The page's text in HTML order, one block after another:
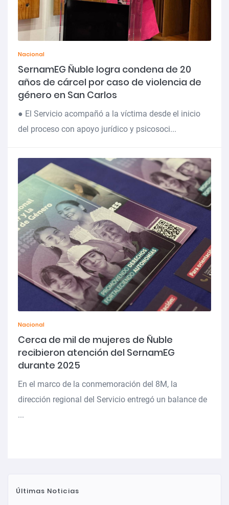
Nacional
SernamEG Ñuble logra condena de 20
años de cárcel por caso de violencia de
género en San Carlos
● El Servicio acompañó a la víctima desde el inicio
del proceso con apoyo jurídico y psicosoci...
Nacional
Cerca de mil de mujeres de Ñuble
recibieron atención del SernamEG
durante 2025
En el marco de la conmemoración del 8M, la
dirección regional del Servicio entregó un balance de
...
Últimas Noticias